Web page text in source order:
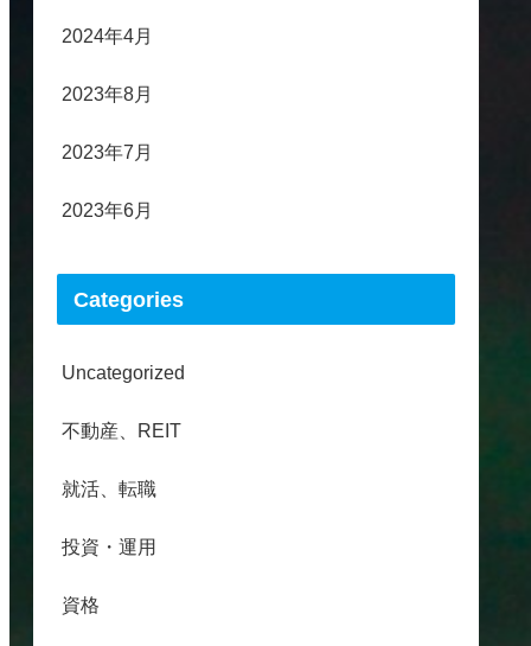
2024年4月
2023年8月
2023年7月
2023年6月
Categories
Uncategorized
不動産、REIT
就活、転職
投資・運用
資格